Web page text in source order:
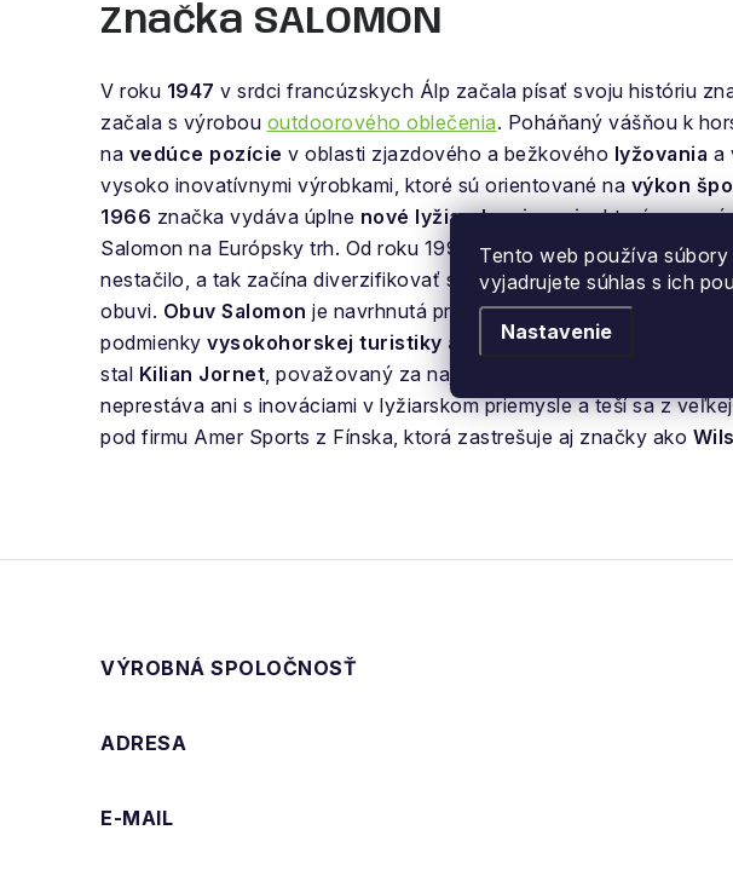
Tento web používa
vyjadrujete súhlas s ich
Nastavenie
Značka SALOMON
V roku 1947 v srdci francúzskych Álp začala písať svoju históriu
začala s výrobou outdoorového oblečenia. Poháňaný vášňou k
na vedúce pozície v oblasti zjazdového a bežkového lyžovania a
vysoko inovatívnymi výrobkami, ktoré sú orientované na výkon
1966 značka vydáva úplne nové lyžiarske viazanie, ktoré po
Salomon na Európsky trh. Od roku 1990 spoločnosť vyrába lyže,
nestačilo, a tak začína diverzifikovať svoje produkty aj na iné
obuvi. Obuv Salomon je navrhnutá pre všetky druhy použitia:
podmienky vysokohorskej turistiky a poskytujú maximálnu
stal Kilian Jornet, považovaný za najlepšieho horského bežca na
neprestáva ani s inováciami v lyžiarskom priemysle a teší sa z
pod firmu Amer Sports z Fínska, ktorá zastrešuje aj značky ako
VÝROBNÁ SPOLOČNOSŤ
ADRESA
E-MAIL